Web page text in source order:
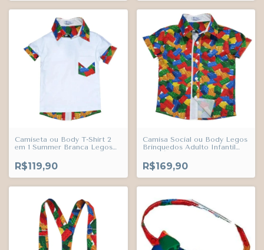
Camiseta ou Body T-Shirt 2
em 1 Summer Branca Legos
Bebê Índigo Trend
R$119,90
Camisa Social ou Body Legos
Brinquedos Adulto Infantil
R$169,90